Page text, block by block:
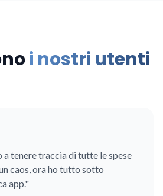
i nostri utenti
a tenere traccia di tutte le spese
caos, ora ho tutto sotto
app."